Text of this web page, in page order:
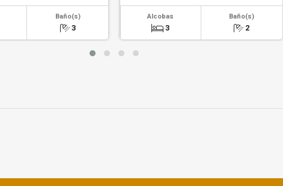
Baño(s)
3
Alcobas
3
Baño(s)
2